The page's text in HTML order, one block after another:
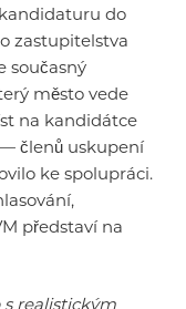
do
zastupitelstva
současný
město vede
na kandidátce
členů uskupení
ke spolupráci.
představí na
realistickým